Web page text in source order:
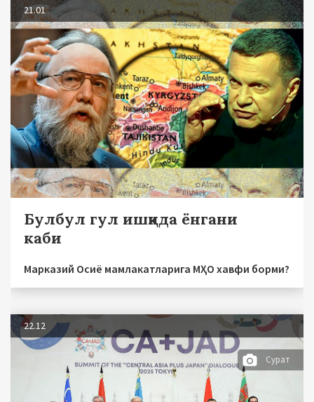
21.01
Булбул гул ишқида ёнгани
каби
Марказий Осиё мамлакатларига МҲО хавфи борми?
22.12
Сурат